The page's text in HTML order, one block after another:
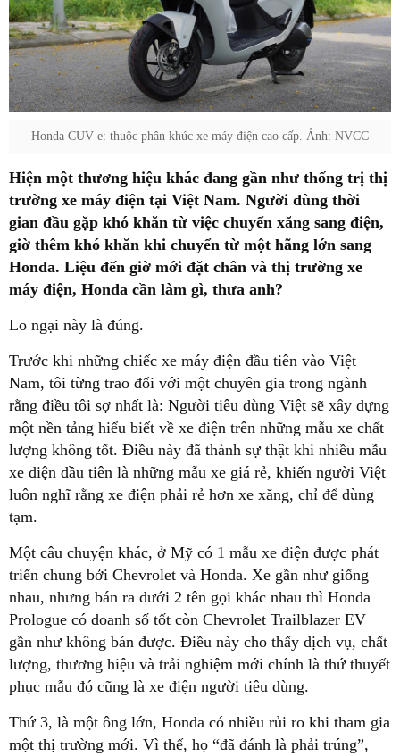
Honda CUV e: thuộc phân khúc xe máy điện cao cấp. Ảnh: NVCC
Hiện một thương hiệu khác đang gần như thống trị thị
trường xe máy điện tại Việt Nam. Người dùng thời
gian đầu gặp khó khăn từ việc chuyển xăng sang điện,
giờ thêm khó khăn khi chuyển từ một hãng lớn sang
Honda. Liệu đến giờ mới đặt chân và thị trường xe
máy điện, Honda cần làm gì, thưa anh?
Lo ngại này là đúng.
Trước khi những chiếc xe máy điện đầu tiên vào Việt
Nam, tôi từng trao đổi với một chuyên gia trong ngành
rằng điều tôi sợ nhất là: Người tiêu dùng Việt sẽ xây dựng
một nền tảng hiểu biết về xe điện trên những mẫu xe chất
lượng không tốt. Điều này đã thành sự thật khi nhiều mẫu
xe điện đầu tiên là những mẫu xe giá rẻ, khiến người Việt
luôn nghĩ rằng xe điện phải rẻ hơn xe xăng, chỉ để dùng
tạm.
Một câu chuyện khác, ở Mỹ có 1 mẫu xe điện được phát
triển chung bởi Chevrolet và Honda. Xe gần như giống
nhau, nhưng bán ra dưới 2 tên gọi khác nhau thì Honda
Prologue có doanh số tốt còn Chevrolet Trailblazer EV
gần như không bán được. Điều này cho thấy dịch vụ, chất
lượng, thương hiệu và trải nghiệm mới chính là thứ thuyết
phục mẫu đó cũng là xe điện người tiêu dùng.
Thứ 3, là một ông lớn, Honda có nhiều rủi ro khi tham gia
một thị trường mới. Vì thế, họ “đã đánh là phải trúng”,